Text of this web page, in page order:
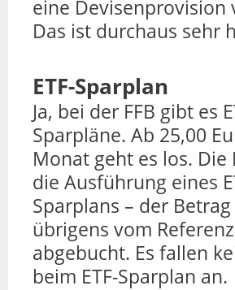
eine Devisenprovision
Das ist durchaus sehr
ETF-Sparplan
Ja, bei der FFB gibt es
Sparpläne. Ab 25,00
Monat geht es los. Die
die Ausführung eines
Sparplans – der
übrigens vom
abgebucht. Es fallen
beim ETF-Sparplan an.